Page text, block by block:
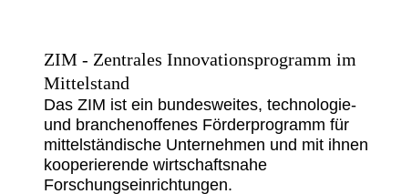
ZIM - Zentrales Innovationsprogramm im
Mittelstand
Das ZIM ist ein bundesweites, technologie-
und branchenoffenes Förderprogramm für
mittelständische Unternehmen und mit ihnen
kooperierende wirtschaftsnahe
Forschungseinrichtungen.